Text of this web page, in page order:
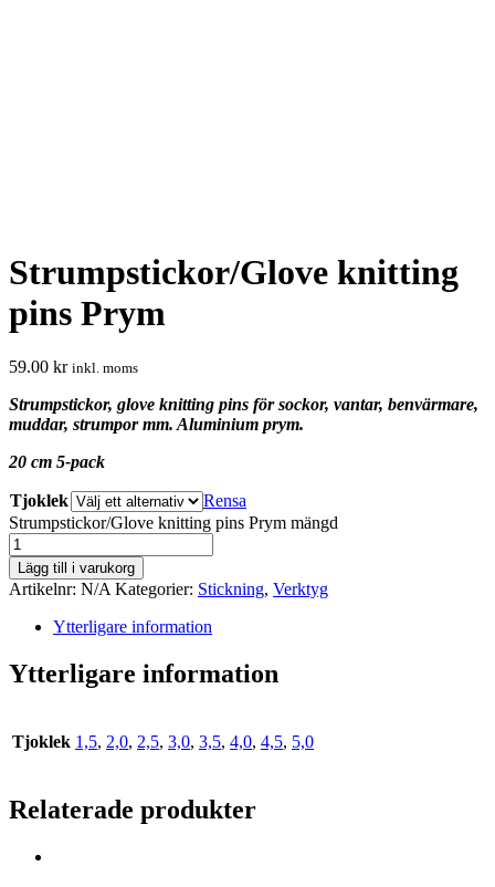
Strumpstickor/Glove knitting
pins Prym
59.00 kr inkl. moms
Strumpstickor, glove knitting pins för sockor, vantar, benvärmare,
muddar, strumpor mm. Aluminium prym.
20 cm 5-pack
Tjoklek
Rensa
Strumpstickor/Glove knitting pins Prym mängd
Lägg till i varukorg
Artikelnr: N/A Kategorier: Stickning, Verktyg
Ytterligare information
Ytterligare information
Tjoklek 1,5, 2,0, 2,5, 3,0, 3,5, 4,0, 4,5, 5,0
Relaterade produkter